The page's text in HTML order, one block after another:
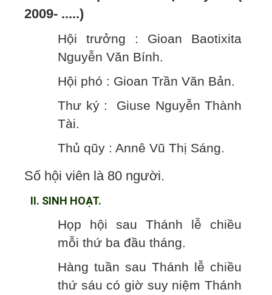
2009- .....)
Hội trưởng : Gioan Baotixita
Nguyễn Văn Bính.
Hội phó : Gioan Trần Văn Bản.
Thư ký : Giuse Nguyễn Thành
Tài.
Thủ qũy : Annê Vũ Thị Sáng.
Số hội viên là 80 người.
II. SINH HOẠT.
Họp hội sau Thánh lễ chiều
mỗi thứ ba đầu tháng.
Hàng tuần sau Thánh lễ chiều
thứ sáu có giờ suy niệm Thánh